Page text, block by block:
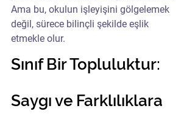
Ama bu, okulun işleyişini gölgelemek
değil, sürece bilinçli şekilde eşlik
etmekle olur.
Sınıf Bir Topluluktur:
Saygı ve Farklılıklara